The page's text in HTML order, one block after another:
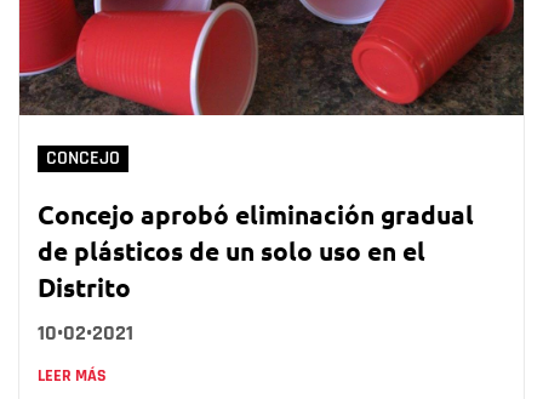
CONCEJO
Concejo aprobó eliminación gradual
de plásticos de un solo uso en el
Distrito
10•02•2021
LEER MÁS